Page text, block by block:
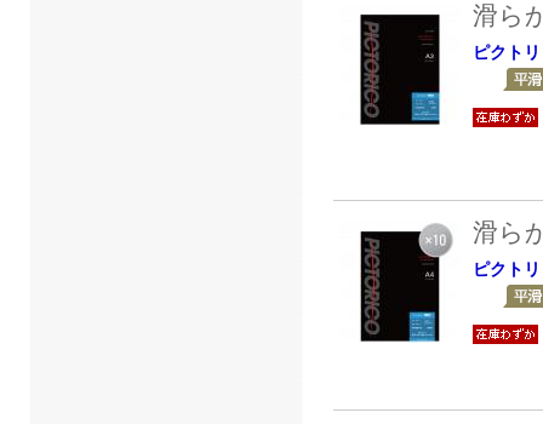
滑ら
ピクト
滑ら
ピクト